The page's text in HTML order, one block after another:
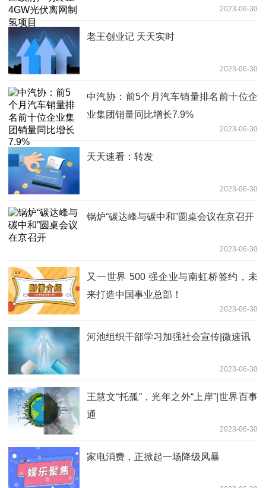
2023-06-30
老王创业记 天天实时
2023-06-30
中汽协：前5个月汽车销量排名前十位企
业集团销量同比增长7.9%
2023-06-30
天天速看：转发
2023-06-30
锅炉“碳达峰与碳中和”圆桌会议在京召开
2023-06-30
又一世界 500 强企业与南虹桥签约，未
来打造中国事业总部！
2023-06-30
河池组织干部学习加强社会宣传|微速讯
2023-06-30
王慧文“托孤”，光年之外“上岸”|世界百事
通
2023-06-30
家电消费，正掀起一场降级风暴